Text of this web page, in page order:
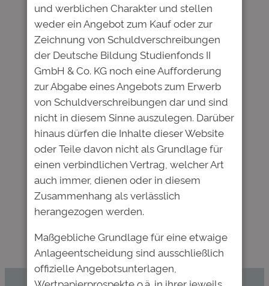
Name, E-Mail-Adresse und
Website in diesem Browser für
meinen nächsten Kommentar
speichern.
←
Vorheriger:
Immun gegen
Corona:
Bildungsanleihe
korreliert kaum
mit
Nächster:Deutsche
Bildung erweitert
Vorstand um Dr. Erik
Spickschen –
Aufstockung
bestehender
und werblichen Charakter und stellen
weder ein Angebot zum Kauf oder zur
Zeichnung von Schuldverschreibungen
der Deutsche Bildung Studienfonds II
GmbH & Co. KG noch eine Aufforderung
zur Abgabe eines Angebots zum Erwerb
von Schuldverschreibungen dar und sind
nicht in diesem Sinne auszulegen. Darüber
hinaus dürfen die Inhalte dieser Website
oder Teile davon nicht als Grundlage für
einen verbindlichen Vertrag, welcher Art
auch immer, dienen oder in diesem
Zusammenhang als verlässlich
herangezogen werden.
Maßgebliche Grundlage für eine etwaige
Anlageentscheidung sind ausschließlich
offizielle Angebotsunterlagen,